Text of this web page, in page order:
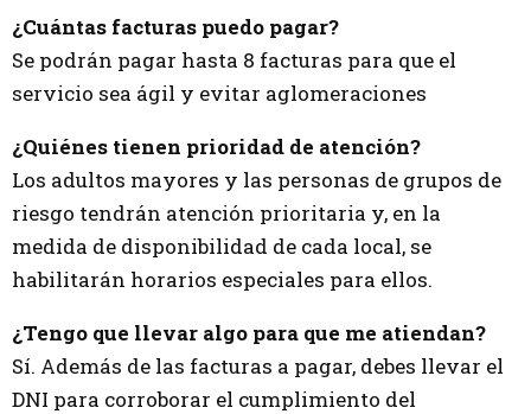
¿Cuántas facturas puedo pagar?
Se podrán pagar hasta 8 facturas para que el
servicio sea ágil y evitar aglomeraciones
¿Quiénes tienen prioridad de atención?
Los adultos mayores y las personas de grupos de
riesgo tendrán atención prioritaria y, en la
medida de disponibilidad de cada local, se
habilitarán horarios especiales para ellos.
¿Tengo que llevar algo para que me atiendan?
Sí. Además de las facturas a pagar, debes llevar el
DNI para corroborar el cumplimiento del